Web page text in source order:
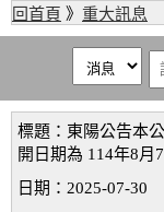
回首頁 》 重大訊息
標題：東陽公告本
開日期為 114年8月
日期：2025-07-30